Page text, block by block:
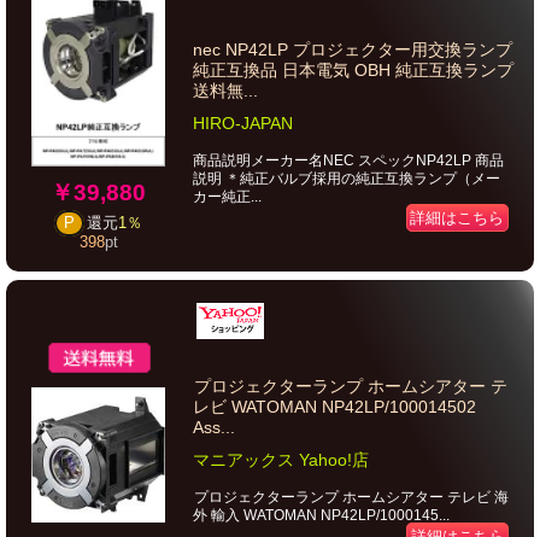
￥39,880
P 還元1％
398pt
nec NP42LP プロジェクター用交換ランプ
純正互換品 日本電気 OBH 純正互換ランプ
送料無...
HIRO-JAPAN
商品説明メーカー名NEC スペックNP42LP 商品
説明 ＊純正バルブ採用の純正互換ランプ（メー
カー純正...
詳細はこちら
プロジェクターランプ ホームシアター テ
レビ WATOMAN NP42LP/100014502
Ass...
マニアックス Yahoo!店
プロジェクターランプ ホームシアター テレビ 海
外 輸入 WATOMAN NP42LP/1000145...